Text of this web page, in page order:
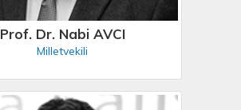
Prof. Dr. Nabi AVCI
Milletvekili